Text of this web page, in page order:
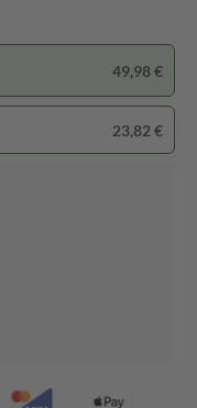
49,98 €
23,82 €